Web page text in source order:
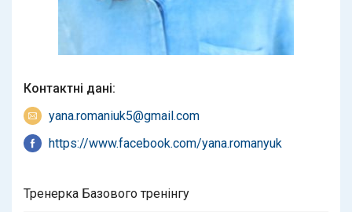
Контактнi данi:
yana.romaniuk5@gmail.com
https://www.facebook.com/yana.romanyuk
Тренерка Базового тренінгу